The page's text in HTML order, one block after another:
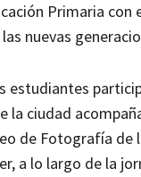
Primaria
nuevas
estudiantes
la ciudad
de Fotografía de
a lo largo de la